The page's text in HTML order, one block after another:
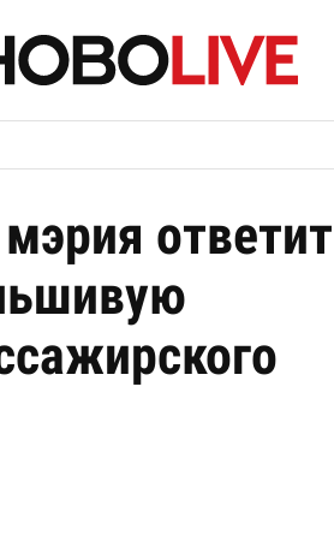
ответит